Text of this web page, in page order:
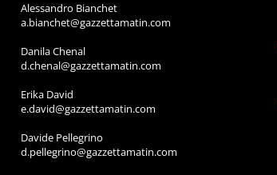
Alessandro Bianchet
a.bianchet@gazzettamatin.com
Danila Chenal
d.chenal@gazzettamatin.com
Erika David
e.david@gazzettamatin.com
Davide Pellegrino
d.pellegrino@gazzettamatin.com